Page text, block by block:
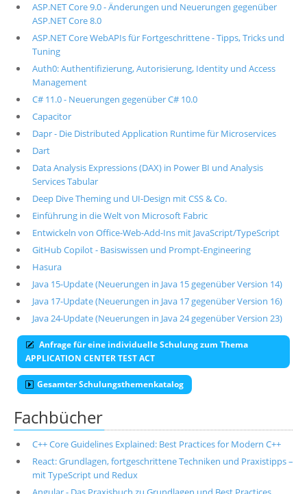
ASP.NET Core 9.0 - Änderungen und Neuerungen gegenüber
ASP.NET Core 8.0
ASP.NET Core WebAPIs für Fortgeschrittene - Tipps, Tricks und
Tuning
Auth0: Authentifizierung, Autorisierung, Identity und Access
Management
C# 11.0 - Neuerungen gegenüber C# 10.0
Capacitor
Dapr - Die Distributed Application Runtime für Microservices
Dart
Data Analysis Expressions (DAX) in Power BI und Analysis
Services Tabular
Deep Dive Theming und UI-Design mit CSS & Co.
Einführung in die Welt von Microsoft Fabric
Entwickeln von Office-Web-Add-Ins mit JavaScript/TypeScript
GitHub Copilot - Basiswissen und Prompt-Engineering
Hasura
Java 15-Update (Neuerungen in Java 15 gegenüber Version 14)
Java 17-Update (Neuerungen in Java 17 gegenüber Version 16)
Java 24-Update (Neuerungen in Java 24 gegenüber Version 23)
Anfrage für eine individuelle Schulung zum Thema
APPLICATION CENTER TEST ACT
Gesamter Schulungsthemenkatalog
Fachbücher
C++ Core Guidelines Explained: Best Practices for Modern C++
React: Grundlagen, fortgeschrittene Techniken und Praxistipps –
mit TypeScript und Redux